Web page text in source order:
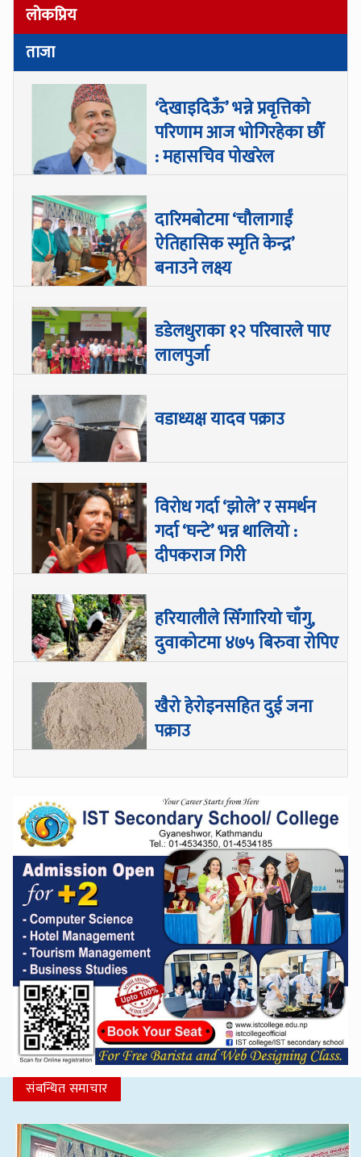
लोकप्रिय
ताजा
‘देखाइदिऊँ’ भन्ने प्रवृत्तिको
परिणाम आज भोगिरहेका छौँ
: महासचिव पोखरेल
दारिमबोटमा ‘चौलागाईं
ऐतिहासिक स्मृति केन्द्र’
बनाउने लक्ष्य
डडेलधुराका १२ परिवारले पाए
लालपुर्जा
वडाध्यक्ष यादव पक्राउ
विरोध गर्दा ‘झोले’ र समर्थन
गर्दा ‘घन्टे’ भन्न थालियो :
दीपकराज गिरी
हरियालीले सिँगारियो चाँगु,
दुवाकोटमा ४७५ बिरुवा रोपिए
खैरो हेरोइनसहित दुई जना
पक्राउ
संबन्धित समाचार